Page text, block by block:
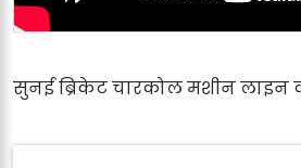
सुनई ब्रिकेट चारकोल मशीन लाइन